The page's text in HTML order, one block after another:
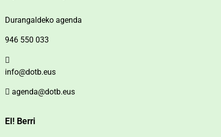
Durangaldeko agenda
946 550 033
info@dotb.eus
agenda@dotb.eus
EI! Berri